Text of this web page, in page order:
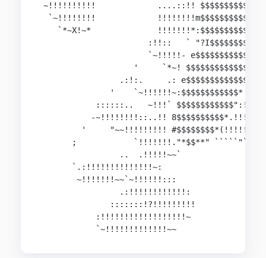
~!!!!!!!!!!             ....::!!
`~!!!!!!!!
`*~X!~*
                       :!!::   ` "?I$$$$$$$$$$$`
                       `~!!!!!- e$$$$$$$$$$$$$~
                    '     `*~! $$$$$$$$$$$$$$" .
.:!:.     .: e$$$$$$$$$$$$$" ~
'    `~!!!!!!~:$$$$$$$$$$$$* :*
::::::..   ~!!!` $$$$$$$$$$$$":!~
-~!!!!!!!!::..!!
'     "~~!!!!!!!!!
;            `!!!!!!!."*$$**"
..  .!!!!!~~`
`.:!!!!!!!!!!!!!!~:
~!!!!!!!~~`~!!!!!!:::
.:!!!!!!!!!!!!:
               :::::::!?!!!!!!!!!
            :!!!!!!!!!!!!!!!!!!~